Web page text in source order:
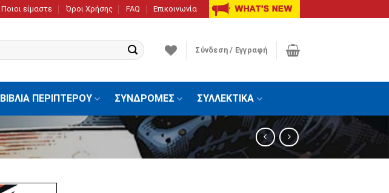
Ποιοι είμαστε Όροι Χρήσης FAQ Επικοινωνία
Σύνδεση / Εγγραφή
ΒΙΒΛΙΑ ΠΕΡΙΠΤΕΡΟΥ ΣΥΝΔΡΟΜΕΣ ΣΥΛΛΕΚΤΙΚΑ